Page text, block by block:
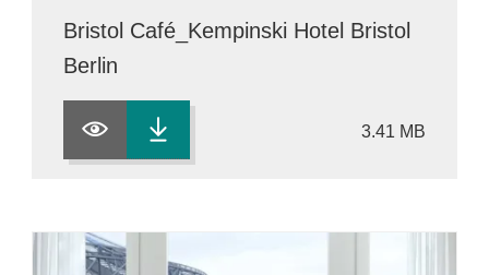
Bristol Café_Kempinski Hotel Bristol
Berlin
3.41 MB